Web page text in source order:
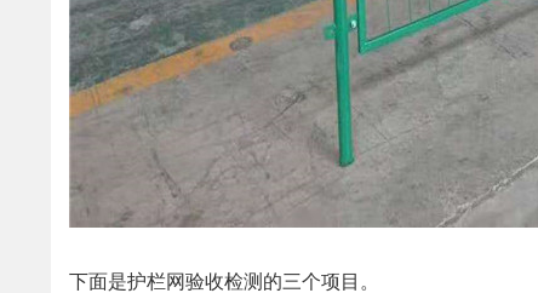
下面是护栏网验收检测的三个项目。